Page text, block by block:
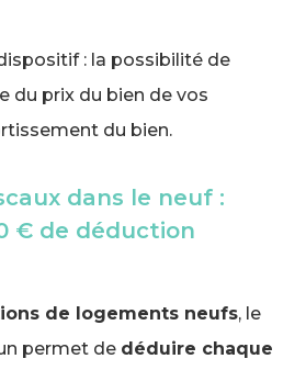
: la possibilité de
du prix du bien de vos
du bien.
dans le neuf :
€ de déduction
de logements neufs, le
permet de déduire chaque